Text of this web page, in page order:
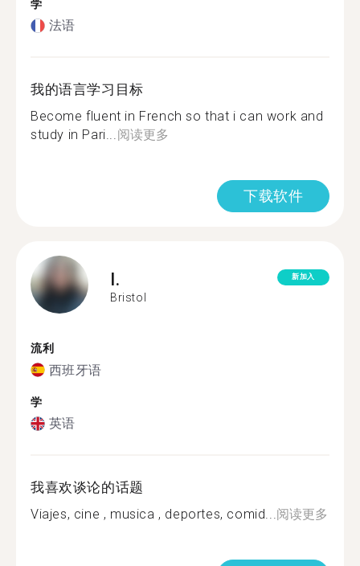
学
法语
我的语言学习目标
Become fluent in French so that i can work and
study in Pari...阅读更多
下载软件
I.
Bristol
新加入
流利
西班牙语
学
英语
我喜欢谈论的话题
Viajes, cine , musica , deportes, comid...阅读更多